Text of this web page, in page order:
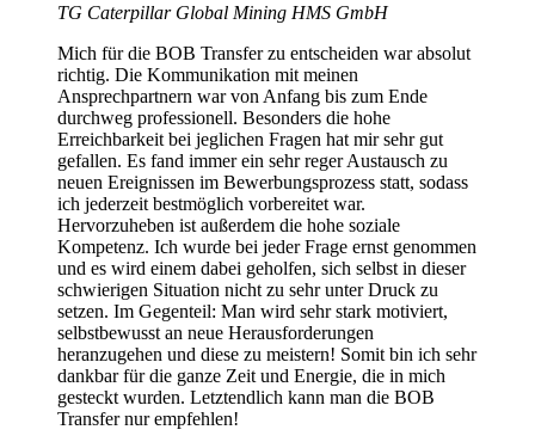
TG Caterpillar Global Mining HMS GmbH
Mich für die BOB Transfer zu entscheiden war absolut
richtig. Die Kommunikation mit meinen
Ansprechpartnern war von Anfang bis zum Ende
durchweg professionell. Besonders die hohe
Erreichbarkeit bei jeglichen Fragen hat mir sehr gut
gefallen. Es fand immer ein sehr reger Austausch zu
neuen Ereignissen im Bewerbungsprozess statt, sodass
ich jederzeit bestmöglich vorbereitet war.
Hervorzuheben ist außerdem die hohe soziale
Kompetenz. Ich wurde bei jeder Frage ernst genommen
und es wird einem dabei geholfen, sich selbst in dieser
schwierigen Situation nicht zu sehr unter Druck zu
setzen. Im Gegenteil: Man wird sehr stark motiviert,
selbstbewusst an neue Herausforderungen
heranzugehen und diese zu meistern! Somit bin ich sehr
dankbar für die ganze Zeit und Energie, die in mich
gesteckt wurden. Letztendlich kann man die BOB
Transfer nur empfehlen!